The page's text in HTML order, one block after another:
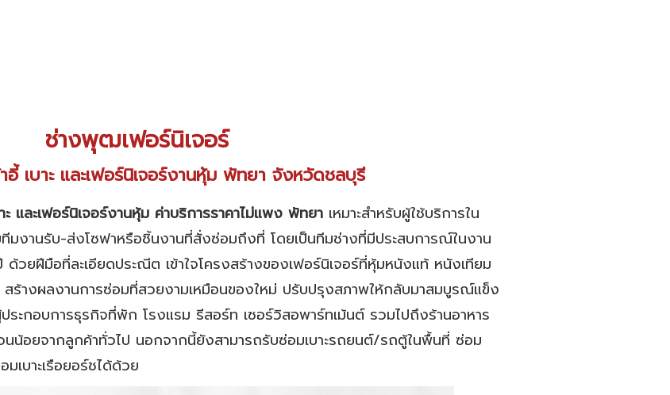
ช่างพุฒเฟอร์นิเจอร์
อี้ เบาะ และเฟอร์นิเจอร์งานหุ้ม พัทยา จังหวัดชลบุรี
ะ และเฟอร์นิเจอร์งานหุ้ม ค่าบริการราคาไม่แพง พัทยา เหมาะสำหรับผู้ใช้บริการใน
านรับ-ส่งโซฟาหรือชิ้นงานที่สั่งซ่อมถึงที่ โดยเป็นทีมช่างที่มีประสบการณ์ในงาน
วยฝีมือที่ละเอียดประณีต เข้าใจโครงสร้างของเฟอร์นิเจอร์ที่หุ้มหนังแท้ หนังเทียม
สร้างผลงานการซ่อมที่สวยงามเหมือนของใหม่ ปรับปรุงสภาพให้กลับมาสมบูรณ์แข็ง
ะกอบการธุรกิจที่พัก โรงแรม รีสอร์ท เซอร์วิสอพาร์ทเม้นต์ รวมไปถึงร้านอาหาร
นน้อยจากลูกค้าทั่วไป นอกจากนี้ยังสามารถรับซ่อมเบาะรถยนต์/รถตู้ในพื้นที่ ซ่อม
เบาะเรือยอร์ชได้ด้วย